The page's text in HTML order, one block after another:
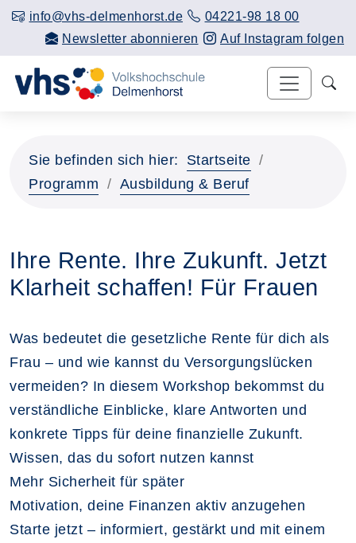
info@vhs-delmenhorst.de
04221-98 18 00
Newsletter abonnieren
Auf Instagram folgen
Sie befinden sich hier:
Startseite
Programm
Ausbildung & Beruf
Ihre Rente. Ihre Zukunft. Jetzt
Klarheit schaffen! Für Frauen
Was bedeutet die gesetzliche Rente für dich als
Frau – und wie kannst du Versorgungslücken
vermeiden? In diesem Workshop bekommst du
verständliche Einblicke, klare Antworten und
konkrete Tipps für deine finanzielle Zukunft.
Wissen, das du sofort nutzen kannst
Mehr Sicherheit für später
Motivation, deine Finanzen aktiv anzugehen
Starte jetzt – informiert, gestärkt und mit einem